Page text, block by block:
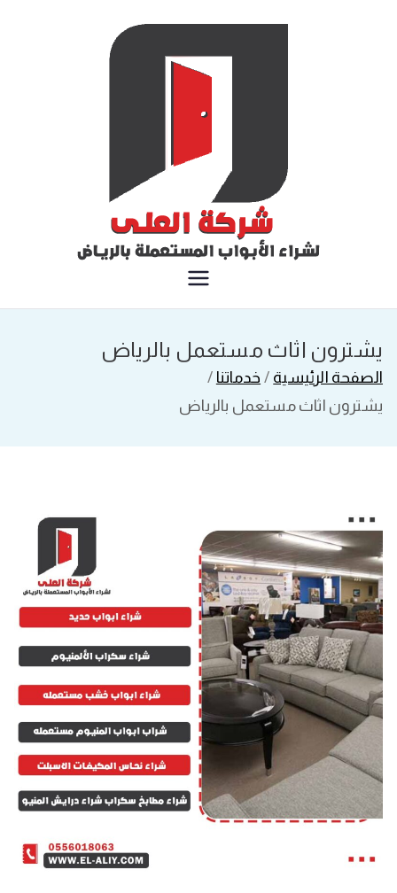
شركة العلى لشراء الأبواب
يشترون اثاث مستعمل بالرياض
الصفحة الرئيسية
خدماتنا
يشترون اثاث مستعمل بالرياض